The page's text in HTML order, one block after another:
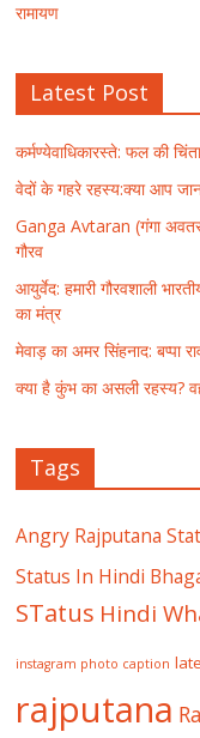
रामायण
Latest Post
कर्मण्येवाधिकारस्ते: फल की
वेदों के गहरे रहस्य:क्या आप
Ganga Avtaran (गंगा
गौरव
आयुर्वेद: हमारी गौरवशाली
का मंत्र
मेवाड़ का अमर सिंहनाद: बप्पा
क्या है कुंभ का असली रहस्य?
Tags
Angry Rajputana
Status In Hindi
STatus Hindi
instagram photo caption
rajputana